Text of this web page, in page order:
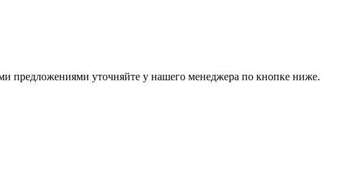
предложениями уточняйте у нашего менеджера по кнопке ниже.